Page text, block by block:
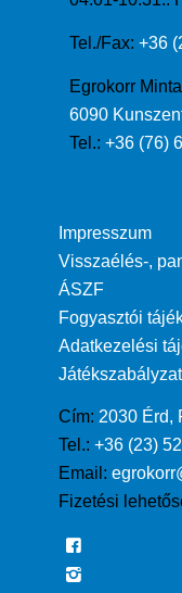
Tel./Fax: +36
Egrokorr
6090
Tel.: +36 (76)
Impresszum
Visszaélés-,
ÁSZF
Fogyasztói
Adatkezelési
Játékszabályzat
Cím: 2030 Érd,
Tel.: +36 (23)
Email:
Fizetési